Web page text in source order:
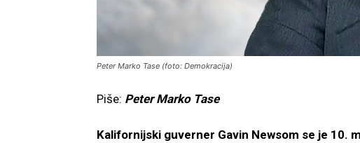
Peter Marko Tase (foto: Demokracija)
Piše: Peter Marko Tase
Kalifornijski guverner Gavin Newsom se je 10.